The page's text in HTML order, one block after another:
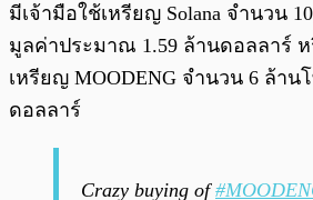
มีเจ้ามือใช้เหรียญ Solana จำนวน
มูลค่าประมาณ 1.59 ล้านดอลลาร์
เหรียญ MOODENG จำนวน 6 ล้าน
ดอลลาร์
Crazy buying of